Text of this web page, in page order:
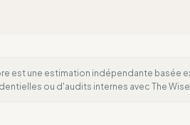
est une estimation indépendante basée
ou d'audits internes avec The